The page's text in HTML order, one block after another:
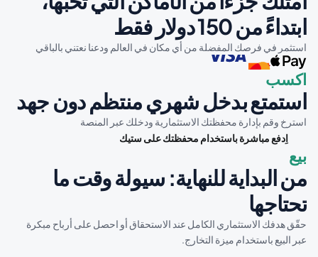
ابتداءً من 150 دولار فقط
استثمر في فرصك المفضلة من أي مكان في العالم ودعنا نعتني بالباقي
اكسب
استمتع بدخل شهري منتظم دون جهد
استرخ وقم بإدارة محفظتك الاستثمارية ودخلك عبر المنصة
اِدفع مباشرة باستخدام محفظتك على ستيك
بيع
تحتاجها
عبر البيع باستخدام ميزة التخارج.